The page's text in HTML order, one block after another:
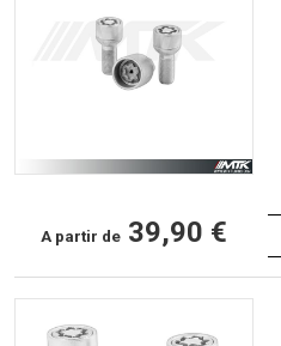
A partir de 39,90 €